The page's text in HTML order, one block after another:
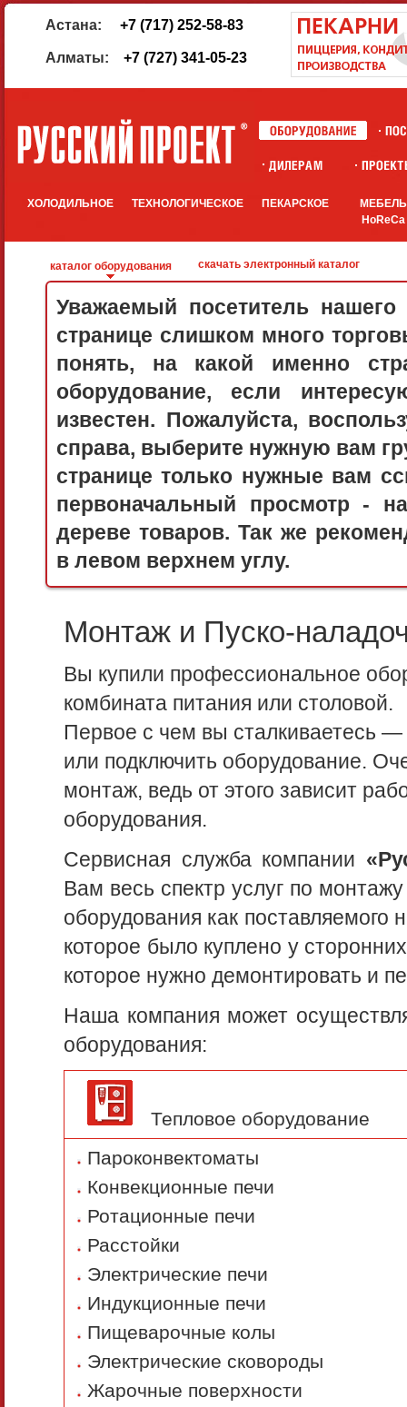
Астана: +7 (717) 252-58-83
Алматы: +7 (727) 341-05-23
ХОЛОДИЛЬНОЕ ТЕХНОЛОГИЧЕСКОЕ ПЕКАРСКОЕ
МЕБЕЛЬ
HoReCa
каталог оборудования скачать электронный каталог
Уважаемый посетитель
странице слишком много
понять, на какой именно
оборудование, если
известен. Пожалуйста,
справа, выберите нужную вам
странице только нужные вам
первоначальный просмотр -
дереве товаров. Так же
в левом верхнем углу.
Монтаж и Пуско-
Вы купили профессиональное
комбината питания или столовой.
Первое с чем вы сталкиваетесь —
или подключить оборудование.
монтаж, ведь от этого зависит
оборудования.
Сервисная служба компании
Вам весь спектр услуг по
оборудования как
которое было куплено у
которое нужно демонтировать и
Наша компания может
оборудования:
Тепловое оборудование
Пароконвектоматы
Конвекционные печи
Ротационные печи
Расстойки
Электрические печи
Индукционные печи
Пищеварочные колы
Электрические сковороды
Жарочные поверхности